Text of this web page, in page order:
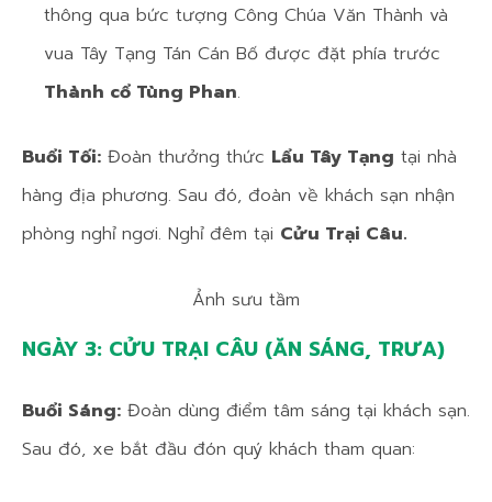
thông qua bức tượng Công Chúa Văn Thành và
vua Tây Tạng Tán Cán Bố được đặt phía trước
Thành cổ Tùng Phan.
Buổi Tối: Đoàn thưởng thức Lẩu Tây Tạng tại nhà
hàng địa phương. Sau đó, đoàn về khách sạn nhận
phòng nghỉ ngơi. Nghỉ đêm tại Cửu Trại Câu.
Ảnh sưu tầm
NGÀY 3: CỬU TRẠI CÂU (ĂN SÁNG, TRƯA)
Buổi Sáng: Đoàn dùng điểm tâm sáng tại khách sạn.
Sau đó, xe bắt đầu đón quý khách tham quan: